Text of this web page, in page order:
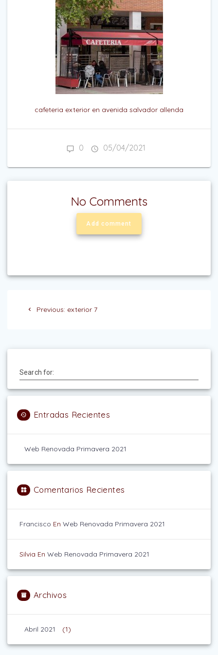
cafeteria exterior en avenida salvador allenda
0 05/04/2021
No Comments
Add comment
Previous: Previous
exterior 7
Search for:
Entradas Recientes
Web Renovada Primavera 2021
Comentarios Recientes
Francisco En Web Renovada Primavera 2021
Silvia En Web Renovada Primavera 2021
Archivos
Abril 2021 (1)